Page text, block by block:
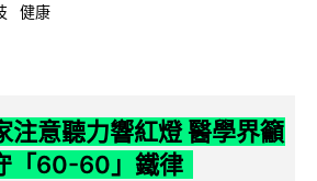
健康
注意聽力響紅燈 醫學界籲
「60-60」鐵律